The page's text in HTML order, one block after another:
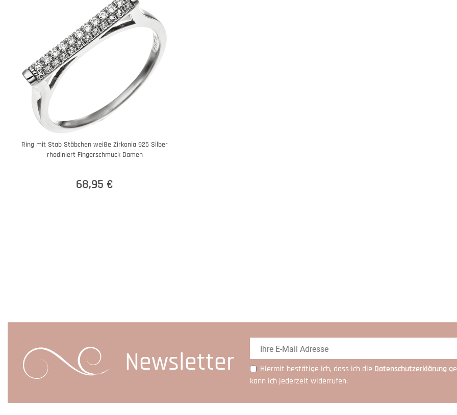
Ring mit Stab Stäbchen weiße Zirkonia 925 Silber
rhodiniert Fingerschmuck Damen
68,95 €
Newsletter Hiermit bestätige ich, dass ich die Daten­schutz­erklärung
kann ich jederzeit widerrufen.